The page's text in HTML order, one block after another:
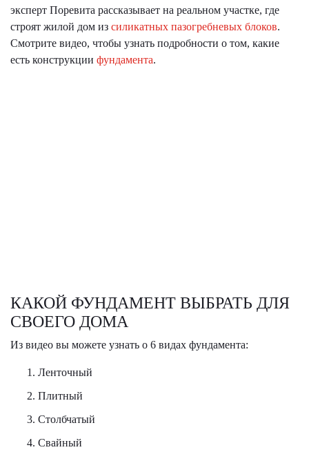
эксперт Поревита рассказывает на реальном участке, где
строят жилой дом из силикатных пазогребневых блоков.
Смотрите видео, чтобы узнать подробности о том, какие
есть конструкции фундамента.
КАКОЙ ФУНДАМЕНТ ВЫБРАТЬ ДЛЯ
СВОЕГО ДОМА
Из видео вы можете узнать о 6 видах фундамента:
Ленточный
Плитный
Столбчатый
Свайный